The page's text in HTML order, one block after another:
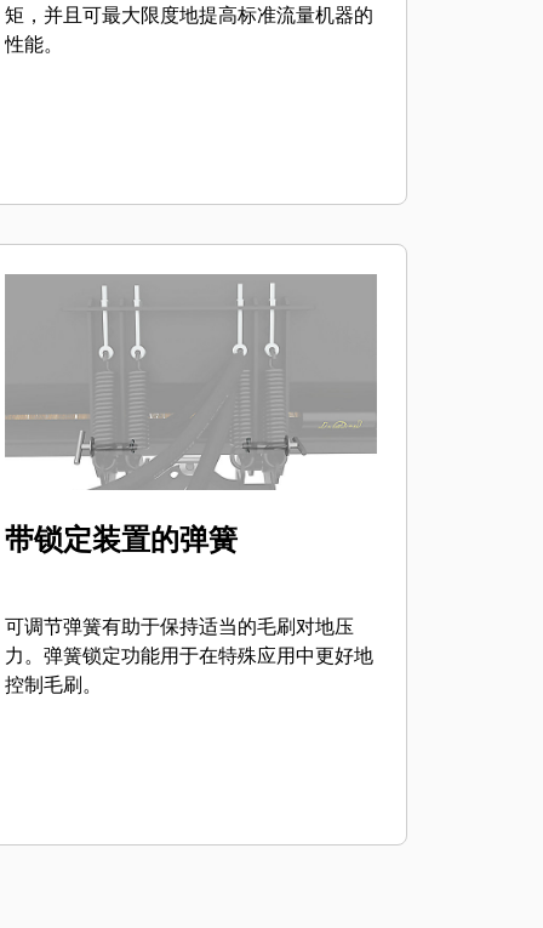
矩，并且可最大限度地提高标准流量机器的
性能。
带锁定装置的弹簧
可调节弹簧有助于保持适当的毛刷对地压
力。弹簧锁定功能用于在特殊应用中更好地
控制毛刷。